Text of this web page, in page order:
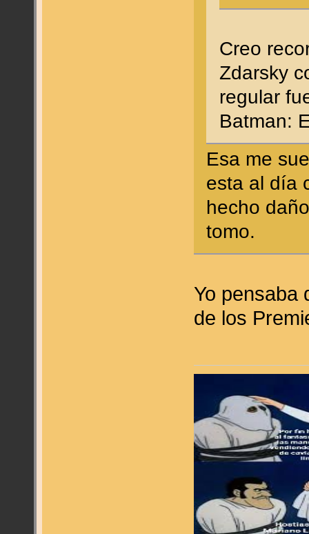
Creo
Zdarsky
regular
Batman:
Esa me
esta al día
hecho
tomo.
Yo pensaba
de los